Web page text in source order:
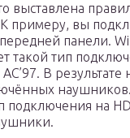
выставлена
примеру, вы
панели.
такой тип
В результате
подключения на